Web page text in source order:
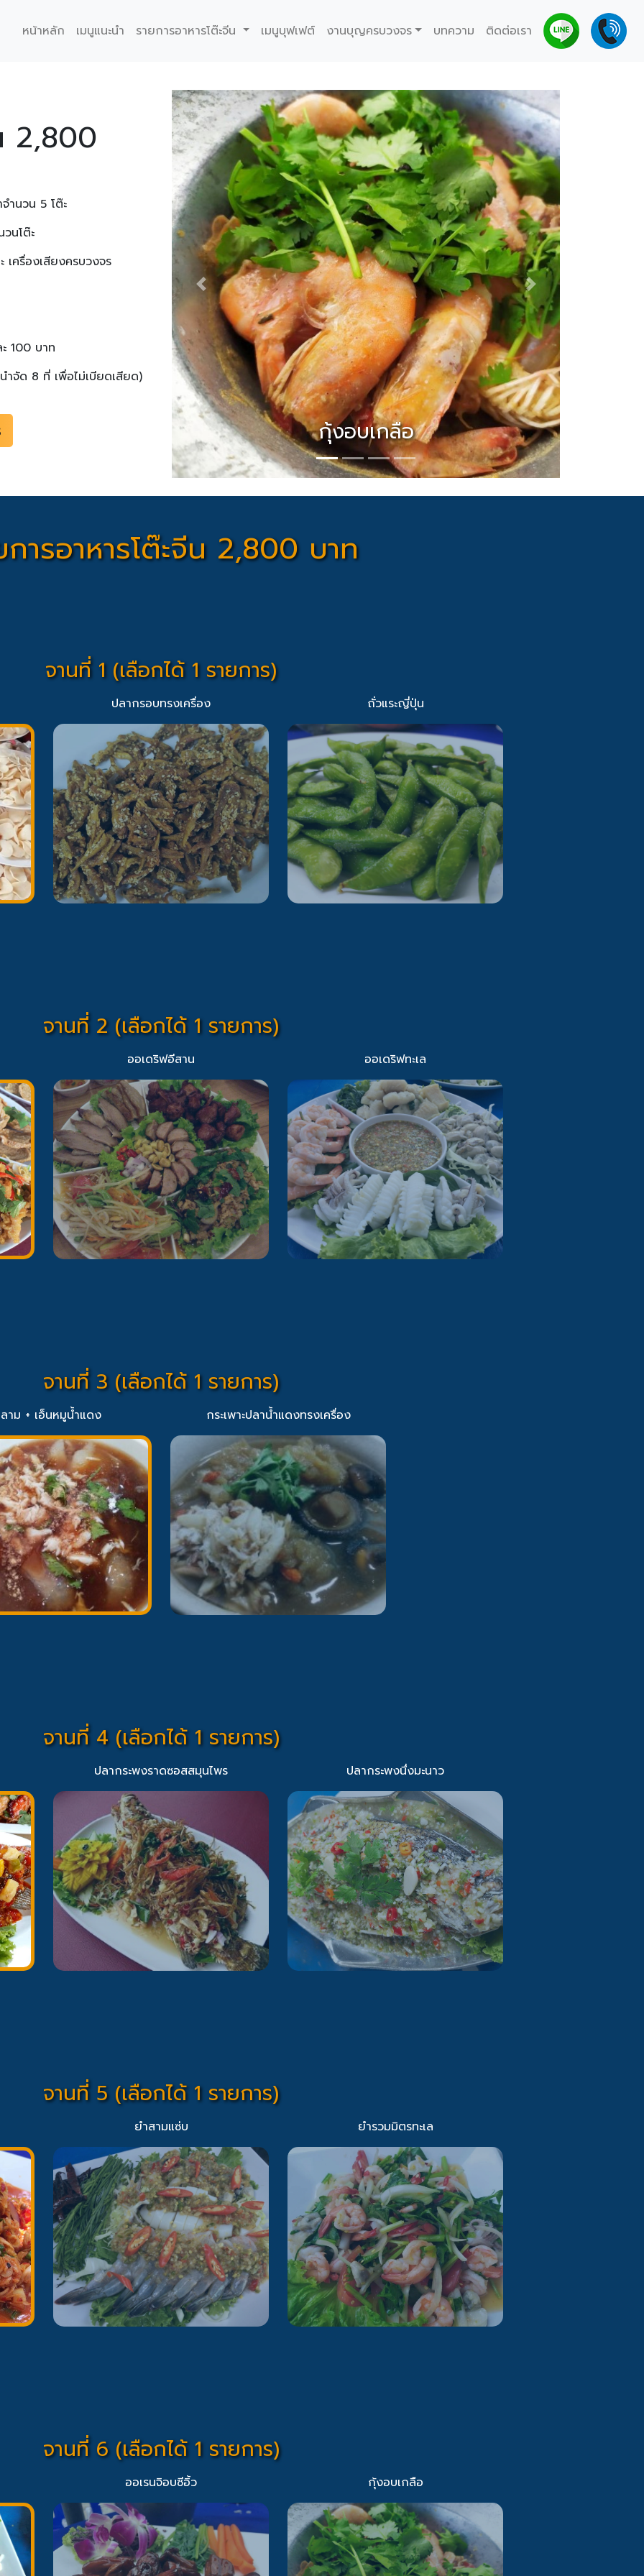
หน้าหลัก เมนูแนะนำ รายการอาหารโต๊ะจีน เมนูบุฟเฟต์ งานบุญครบวงจร บทความ ติดต่อเรา
2,800
ำนวน 5 โต๊ะ
นโต๊ะ
ครื่องเสียงครบวงจร
100 บาท
ำจัด 8 ที่ เพื่อไม่เบียดเสียด)
แปะก๊วยมะพร้าวอ่อน
Previous Next
การอาหารโต๊ะจีน 2,800 บาท
จานที่ 1 (เลือกได้ 1 รายการ)
ปลากรอบทรงเครื่อง ถั่วแระญี่ปุ่น
จานที่ 2 (เลือกได้ 1 รายการ)
ออเดริฟอีสาน ออเดริฟทะเล
จานที่ 3 (เลือกได้ 1 รายการ)
าม + เอ็นหมูน้ำแดง กระเพาะปลาน้ำแดงทรงเครื่อง
จานที่ 4 (เลือกได้ 1 รายการ)
ปลากระพงราดซอสสมุนไพร ปลากระพงนึ่งมะนาว
จานที่ 5 (เลือกได้ 1 รายการ)
ยำสามแซ่บ ยำรวมมิตรทะเล
จานที่ 6 (เลือกได้ 1 รายการ)
ออเรนจิอบซีอิ้ว กุ้งอบเกลือ